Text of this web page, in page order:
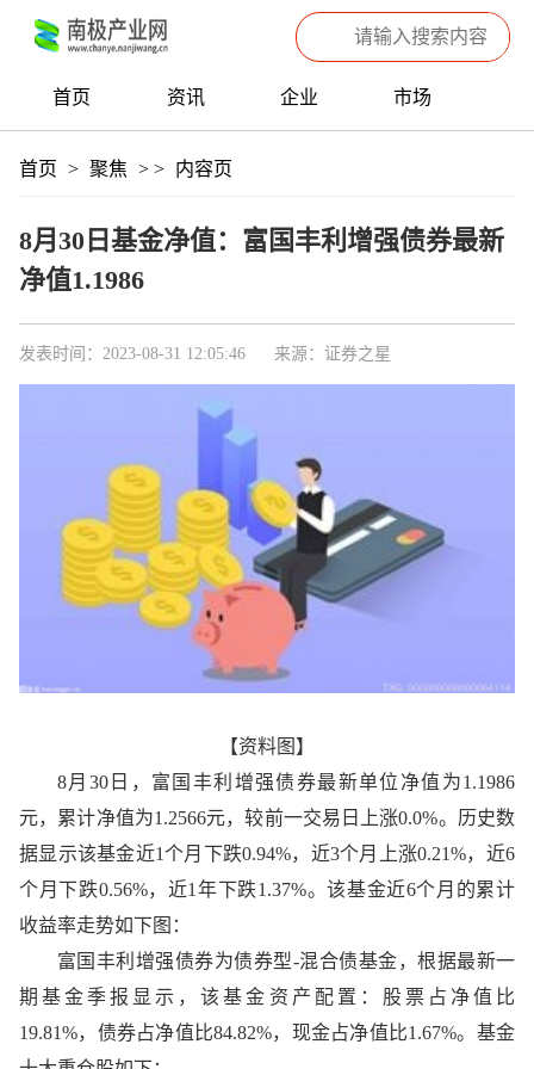
首页 资讯 企业 市场
首页 > 聚焦 > > 内容页
8月30日基金净值：富国丰利增强债券最新
净值1.1986
发表时间：2023-08-31 12:05:46 来源：证券之星
【资料图】
8月30日，富国丰利增强债券最新单位净值为1.1986
元，累计净值为1.2566元，较前一交易日上涨0.0%。历史数
据显示该基金近1个月下跌0.94%，近3个月上涨0.21%，近6
个月下跌0.56%，近1年下跌1.37%。该基金近6个月的累计
收益率走势如下图：
富国丰利增强债券为债券型-混合债基金，根据最新一
期基金季报显示，该基金资产配置：股票占净值比
19.81%，债券占净值比84.82%，现金占净值比1.67%。基金